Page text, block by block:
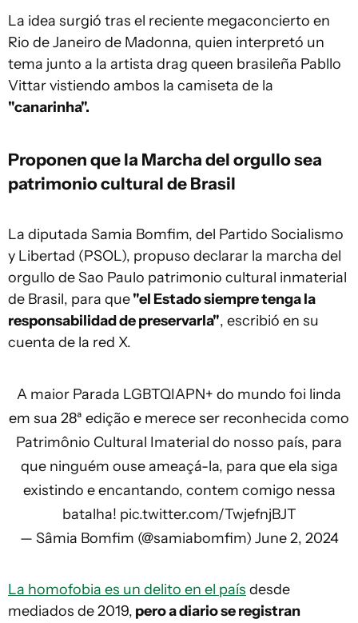
La idea surgió tras el reciente megaconcierto en
Rio de Janeiro de Madonna, quien interpretó un
tema junto a la artista drag queen brasileña Pabllo
Vittar vistiendo ambos la camiseta de la
"canarinha".
Proponen que la Marcha del orgullo sea
patrimonio cultural de Brasil
La diputada Samia Bomfim, del Partido Socialismo
y Libertad (PSOL), propuso declarar la marcha del
orgullo de Sao Paulo patrimonio cultural inmaterial
de Brasil, para que"el Estado siempre tenga la
responsabilidad de preservarla", escribió en su
cuenta de la red X.
A maior Parada LGBTQIAPN+ do mundo foi linda
em sua 28ª edição e merece ser reconhecida como
Patrimônio Cultural Imaterial do nosso país, para
que ninguém ouse ameaçá-la, para que ela siga
existindo e encantando, contem comigo nessa
batalha! pic.twitter.com/TwjefnjBJT
— Sâmia Bomfim (@samiabomfim) June 2, 2024
La homofobia es un delito en el país desde
mediados de 2019, pero a diario se registran